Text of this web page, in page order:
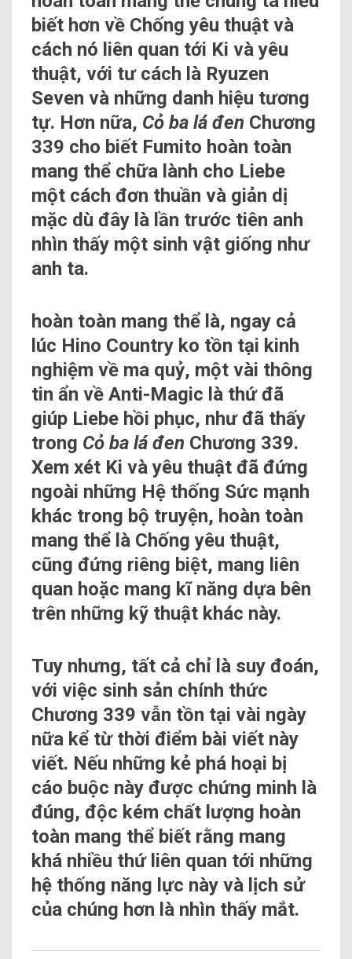
biết hơn về Chống yêu thuật và
cách nó liên quan tới Ki và yêu
thuật, với tư cách là Ryuzen
Seven và những danh hiệu tương
tự. Hơn nữa, Cỏ ba lá đen Chương
339 cho biết Fumito hoàn toàn
mang thể chữa lành cho Liebe
một cách đơn thuần và giản dị
mặc dù đây là lần trước tiên anh
nhìn thấy một sinh vật giống như
anh ta.
hoàn toàn mang thể là, ngay cả
lúc Hino Country ko tồn tại kinh
nghiệm về ma quỷ, một vài thông
tin ẩn về Anti-Magic là thứ đã
giúp Liebe hồi phục, như đã thấy
trong Cỏ ba lá đen Chương 339.
Xem xét Ki và yêu thuật đã đứng
ngoài những Hệ thống Sức mạnh
khác trong bộ truyện, hoàn toàn
mang thể là Chống yêu thuật,
cũng đứng riêng biệt, mang liên
quan hoặc mang kĩ năng dựa bên
trên những kỹ thuật khác này.
Tuy nhưng, tất cả chỉ là suy đoán,
với việc sinh sản chính thức
Chương 339 vẫn tồn tại vài ngày
nữa kể từ thời điểm bài viết này
viết. Nếu những kẻ phá hoại bị
cáo buộc này được chứng minh là
đúng, độc kém chất lượng hoàn
toàn mang thể biết rằng mang
khá nhiều thứ liên quan tới những
hệ thống năng lực này và lịch sử
của chúng hơn là nhìn thấy mắt.